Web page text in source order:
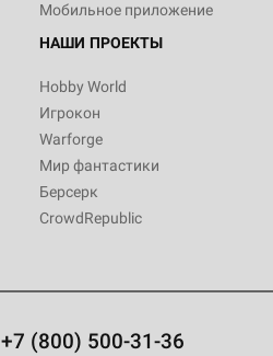
Мобильное приложение
НАШИ ПРОЕКТЫ
Hobby World
Игрокон
Warforge
Мир фантастики
Берсерк
CrowdRepublic
+7 (800) 500-31-36